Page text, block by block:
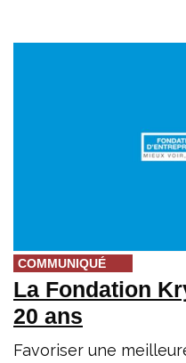
COMMUNIQUÉ
La Fondation
20 ans
Favoriser une